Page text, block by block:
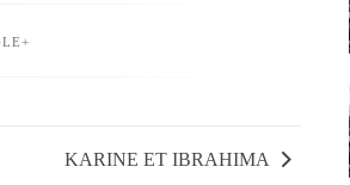
KARINE ET IBRAHIMA